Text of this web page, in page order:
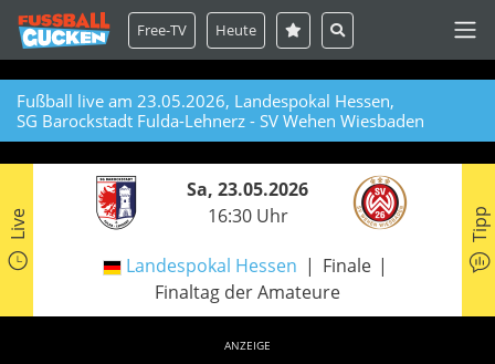
Free-TV Heute
Fußball live am 23.05.2026, Landespokal Hessen,
SG Barockstadt Fulda-Lehnerz - SV Wehen Wiesbaden
Live
Sa, 23.05.2026
16:30 Uhr
Landespokal Hessen
Finale
Finaltag der Amateure
Tipp
ANZEIGE